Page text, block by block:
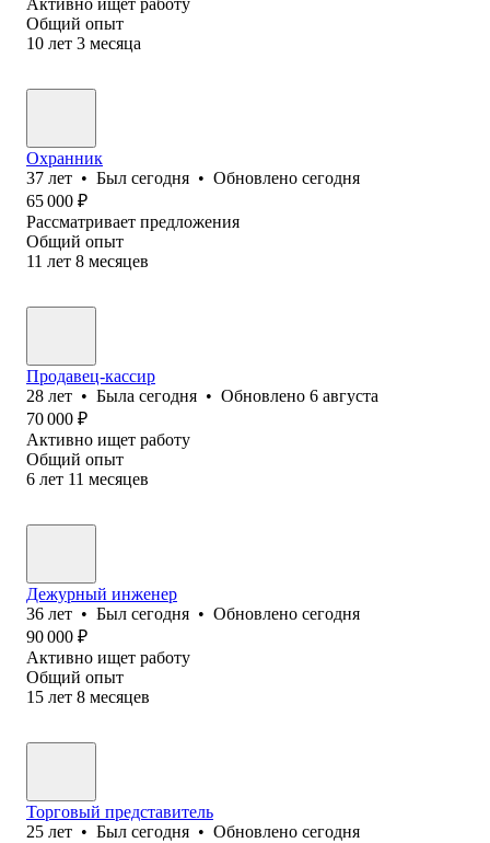
Общий опыт
10 лет 3 месяца
Охранник
37 лет • Был сегодня • Обновлено сегодня
65 000 ₽
Рассматривает предложения
Общий опыт
11 лет 8 месяцев
Продавец-кассир
28 лет • Была сегодня • Обновлено 6 августа
70 000 ₽
Активно ищет работу
Общий опыт
6 лет 11 месяцев
Дежурный инженер
36 лет • Был сегодня • Обновлено сегодня
90 000 ₽
Активно ищет работу
Общий опыт
15 лет 8 месяцев
Торговый представитель
25 лет • Был сегодня • Обновлено сегодня